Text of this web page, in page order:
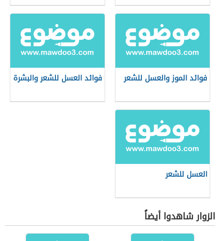
فوائد الموز والعسل للشعر فوائد العسل للشعر والبشرة
العسل للشعر
الزوار شاهدوا أيضاً